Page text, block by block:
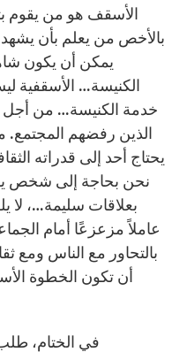
الأسقف هو من يقوم
بالأخص من يعلم بأن يشهد
يمكن أن يكون
الكنيسة… الأسقفية
خدمة الكنيسة… من أجل
الذين رفضهم المجتمع.
يحتاج أحد إلى قدراته
نحن بحاجة إلى شخص
بعلاقات سليمة…، لا
عاملاً مزعزعًا أمام
بالتحاور مع الناس ومع
أن تكون الخطوة
في الختام، طلب